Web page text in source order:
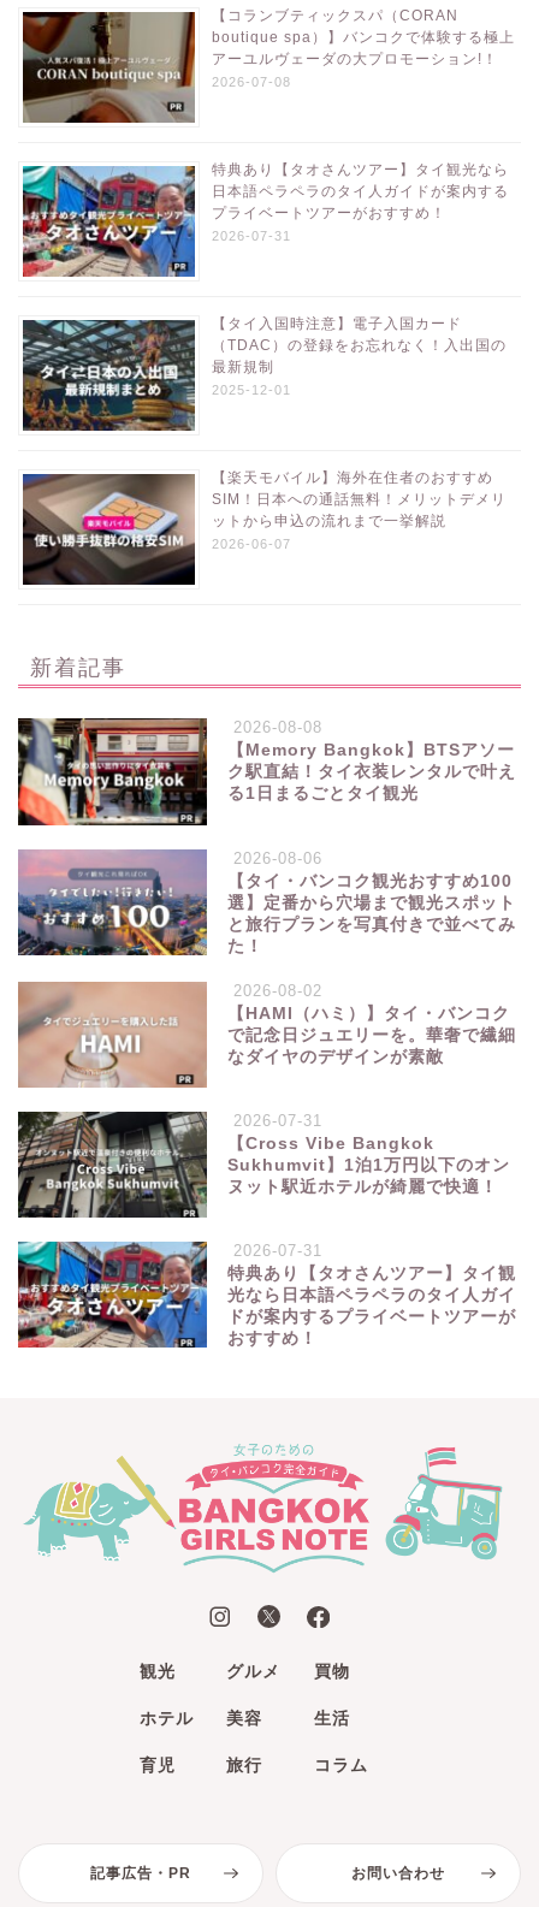
【コランブティックスパ（CORAN
boutique spa）】バンコクで体験する極上
アーユルヴェーダの大プロモーション!！
2026-07-08
特典あり【タオさんツアー】タイ観光なら
日本語ペラペラのタイ人ガイドが案内する
プライベートツアーがおすすめ！
2026-07-31
【タイ入国時注意】電子入国カード
（TDAC）の登録をお忘れなく！入出国の
最新規制
2025-12-01
【楽天モバイル】海外在住者のおすすめ
SIM！日本への通話無料！メリットデメリ
ットから申込の流れまで一挙解説
2026-06-07
新着記事
2026-08-08
【Memory Bangkok】BTSアソー
ク駅直結！タイ衣装レンタルで叶え
る1日まるごとタイ観光
2026-08-06
【タイ・バンコク観光おすすめ100
選】定番から穴場まで観光スポット
と旅行プランを写真付きで並べてみ
た！
2026-08-02
【HAMI（ハミ）】タイ・バンコク
で記念日ジュエリーを。華奢で繊細
なダイヤのデザインが素敵
2026-07-31
【Cross Vibe Bangkok
Sukhumvit】1泊1万円以下のオン
ヌット駅近ホテルが綺麗で快適！
2026-07-31
特典あり【タオさんツアー】タイ観
光なら日本語ペラペラのタイ人ガイ
ドが案内するプライベートツアーが
おすすめ！
観光 グルメ 買物
ホテル 美容 生活
育児 旅行 コラム
記事広告・PR お問い合わせ